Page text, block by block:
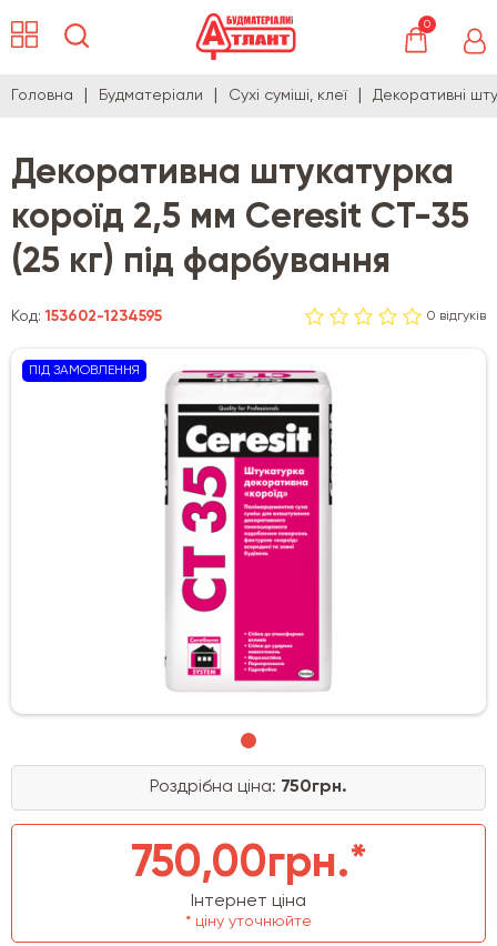
0
Головна Будматеріали Сухі суміші, клеї Декоративні
Декоративна штукатурка
короїд 2,5 мм Ceresit CT-35
(25 кг) під фарбування
Код:153602-1234595 0 відгуків
ПІД ЗАМОВЛЕННЯ
Роздрібна ціна: 750грн.
750,00грн.*
Інтернет ціна
* ціну уточнюйте